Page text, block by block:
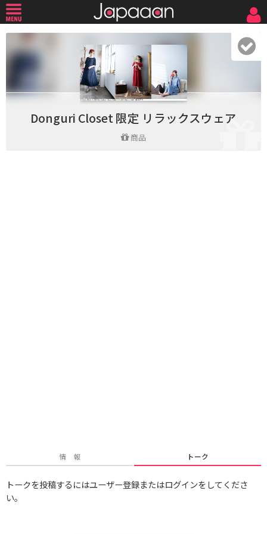
Donguri Closet 限定 リラックスウェア
商品
情 報 トーク
トークを投稿するにはユーザー登録またはログインをしてくださ
い。